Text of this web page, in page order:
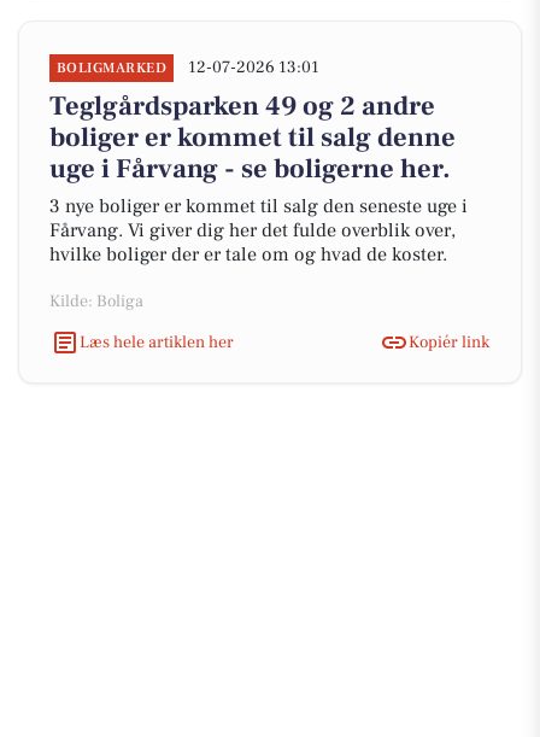
BOLIGMARKED 12-07-2026 13:01
Teglgårdsparken 49 og 2 andre
boliger er kommet til salg denne
uge i Fårvang - se boligerne her.
3 nye boliger er kommet til salg den seneste uge i
Fårvang. Vi giver dig her det fulde overblik over,
hvilke boliger der er tale om og hvad de koster.
Kilde: Boliga
Læs hele artiklen her
Kopiér link